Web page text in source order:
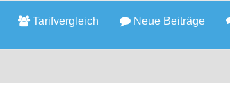
Tarifvergleich Neue Beiträge